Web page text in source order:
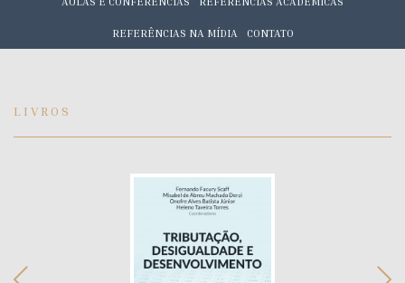
REFERÊNCIAS NA MÍDIA CONTATO
LIVROS